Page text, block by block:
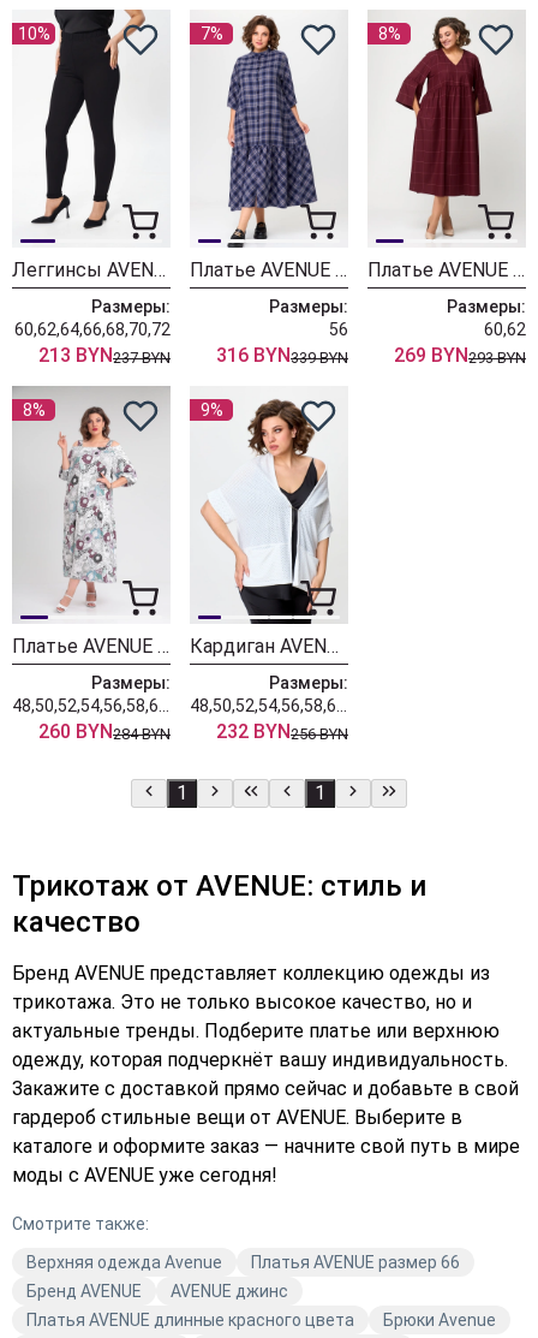
10%
Леггинсы AVENUE 0206
Размеры:
60,62,64,66,68,70,72
213 BYN237 BYN
7%
Платье AVENUE 0132
Размеры:
56
316 BYN339 BYN
8%
Платье AVENUE 0131 бордо+розовый
Размеры:
60,62
269 BYN293 BYN
8%
Платье AVENUE 0128 дизайн
Размеры:
260 BYN284 BYN
9%
Кардиган AVENUE 0328 белый
Размеры:
232 BYN256 BYN
1 1
Трикотаж от AVENUE: стиль и
качество
Бренд AVENUE представляет коллекцию одежды из
трикотажа. Это не только высокое качество, но и
актуальные тренды. Подберите платье или верхнюю
одежду, которая подчеркнёт вашу индивидуальность.
Закажите с доставкой прямо сейчас и добавьте в свой
гардероб стильные вещи от AVENUE. Выберите в
каталоге и оформите заказ — начните свой путь в мире
моды с AVENUE уже сегодня!
Смотрите также:
Верхняя одежда Avenue
Платья AVENUE размер 66
Бренд AVENUE
AVENUE джинс
Платья AVENUE длинные красного цвета
Брюки Avenue